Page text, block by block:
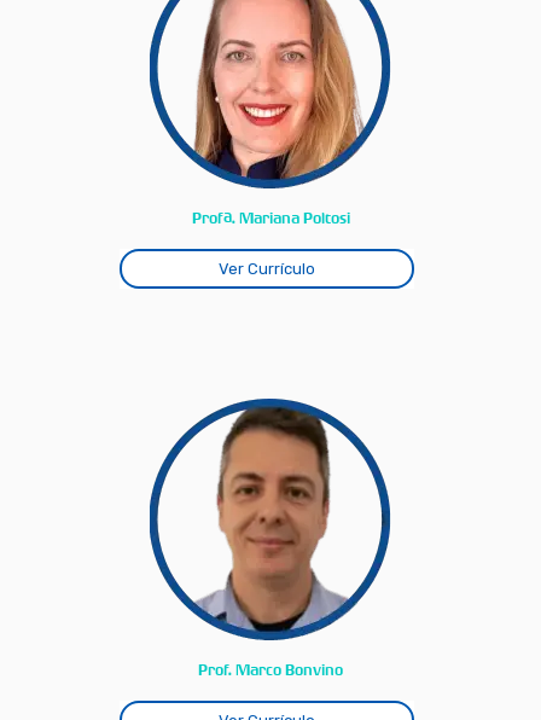
Profª. Mariana Poltosi
Ver Currículo
Prof. Marco Bonvino